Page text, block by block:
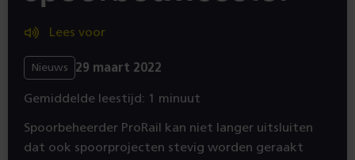
Lees voor
Nieuws 29 maart 2022
Gemiddelde leestijd: 1 minuut
Spoorbeheerder ProRail kan niet langer uitsluiten
dat ook spoorprojecten stevig worden geraakt